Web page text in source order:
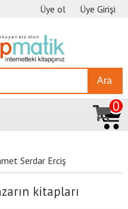
Üye ol Üye Girişi
Ara
0
Serdar Erciş
kitapları